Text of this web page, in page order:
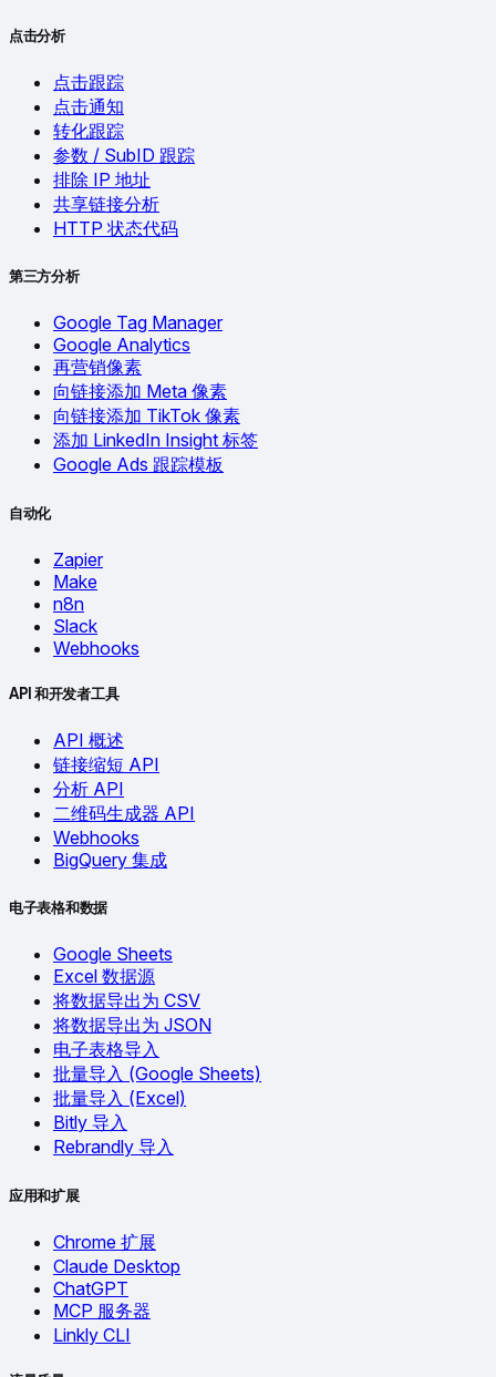
点击分析
点击跟踪
点击通知
转化跟踪
参数 / SubID 跟踪
排除 IP 地址
共享链接分析
HTTP 状态代码
第三方分析
Google Tag Manager
Google Analytics
再营销像素
向链接添加 Meta 像素
向链接添加 TikTok 像素
添加 LinkedIn Insight 标签
Google Ads 跟踪模板
自动化
Zapier
Make
n8n
Slack
Webhooks
API 和开发者工具
API 概述
链接缩短 API
分析 API
二维码生成器 API
Webhooks
BigQuery 集成
电子表格和数据
Google Sheets
Excel 数据源
将数据导出为 CSV
将数据导出为 JSON
电子表格导入
批量导入 (Google Sheets)
批量导入 (Excel)
Bitly 导入
Rebrandly 导入
应用和扩展
Chrome 扩展
Claude Desktop
ChatGPT
MCP 服务器
Linkly CLI